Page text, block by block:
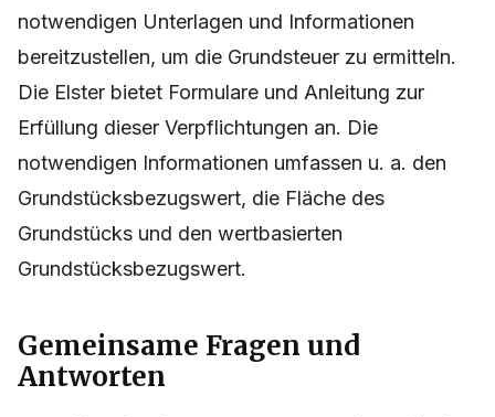
notwendigen Unterlagen und Informationen
bereitzustellen, um die Grundsteuer zu ermitteln.
Die Elster bietet Formulare und Anleitung zur
Erfüllung dieser Verpflichtungen an. Die
notwendigen Informationen umfassen u. a. den
Grundstücksbezugswert, die Fläche des
Grundstücks und den wertbasierten
Grundstücksbezugswert.
Gemeinsame Fragen und
Antworten